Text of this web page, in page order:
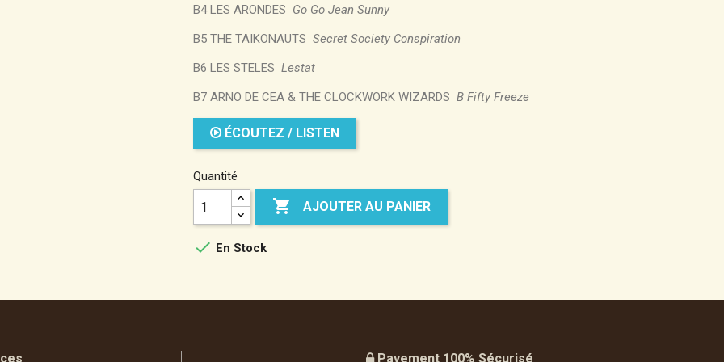
B4 LES ARONDES Go Go Jean Sunny
B5 THE TAIKONAUTS Secret Society Conspiration
B6 LES STELES Lestat
B7 ARNO DE CEA & THE CLOCKWORK WIZARDS B Fifty Freeze
ÉCOUTEZ / LISTEN
Quantité
 AJOUTER AU PANIER
 En Stock
Payement 100% Sécurisé